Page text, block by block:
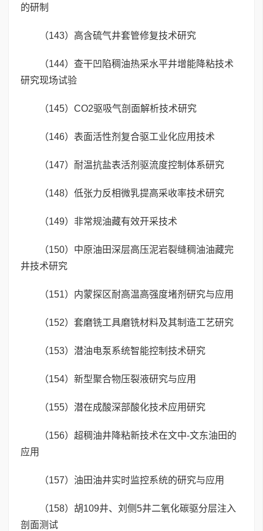
的研制
（143）高含硫气井套管修复技术研究
（144）查干凹陷稠油热采水平井增能降粘技术
研究现场试验
（145）CO2驱吸气剖面解析技术研究
（146）表面活性剂复合驱工业化应用技术
（147）耐温抗盐表活剂驱流度控制体系研究
（148）低张力反相微乳提高采收率技术研究
（149）非常规油藏有效开采技术
（150）中原油田深层高压泥岩裂缝稠油油藏完
井技术研究
（151）内蒙探区耐高温高强度堵剂研究与应用
（152）套磨铣工具磨铣材料及其制造工艺研究
（153）潜油电泵系统智能控制技术研究
（154）新型聚合物压裂液研究与应用
（155）潜在成酸深部酸化技术应用研究
（156）超稠油井降粘新技术在文中-文东油田的
应用
（157）油田油井实时监控系统的研究与应用
（158）胡109井、刘侧5井二氧化碳驱分层注入
剖面测试